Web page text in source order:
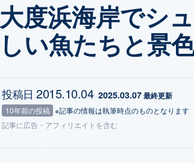
大度浜海岸でシ
しい魚たちと景
投稿日 2015.10.04 2025.03.07 最終更新
10年前の投稿 ※記事の情報は執筆時点のものとなります
記事に広告 ・アフィリエイトを含む